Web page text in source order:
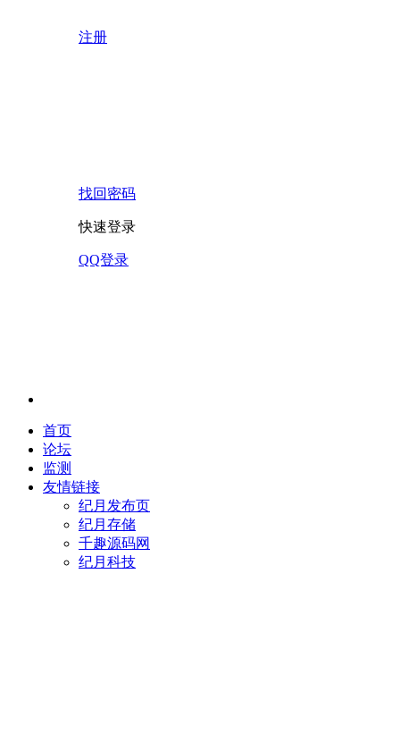
注册
找回密码
快速登录
QQ登录
首页
论坛
监测
友情链接
纪月发布页
纪月存储
千趣源码网
纪月科技